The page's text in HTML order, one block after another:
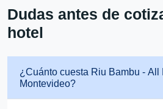
Dudas antes de
hotel
¿Cuánto cuesta Riu Bambu - All
Montevideo?